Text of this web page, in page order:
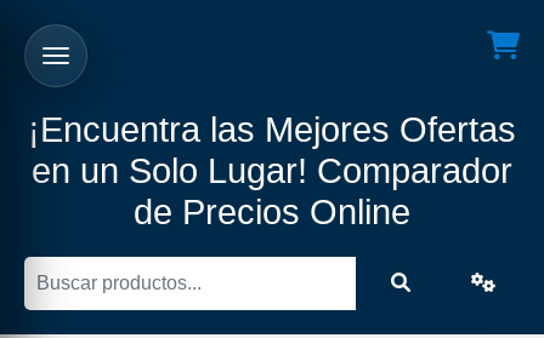
¡Encuentra las Mejores Ofertas
en un Solo Lugar! Comparador
de Precios Online